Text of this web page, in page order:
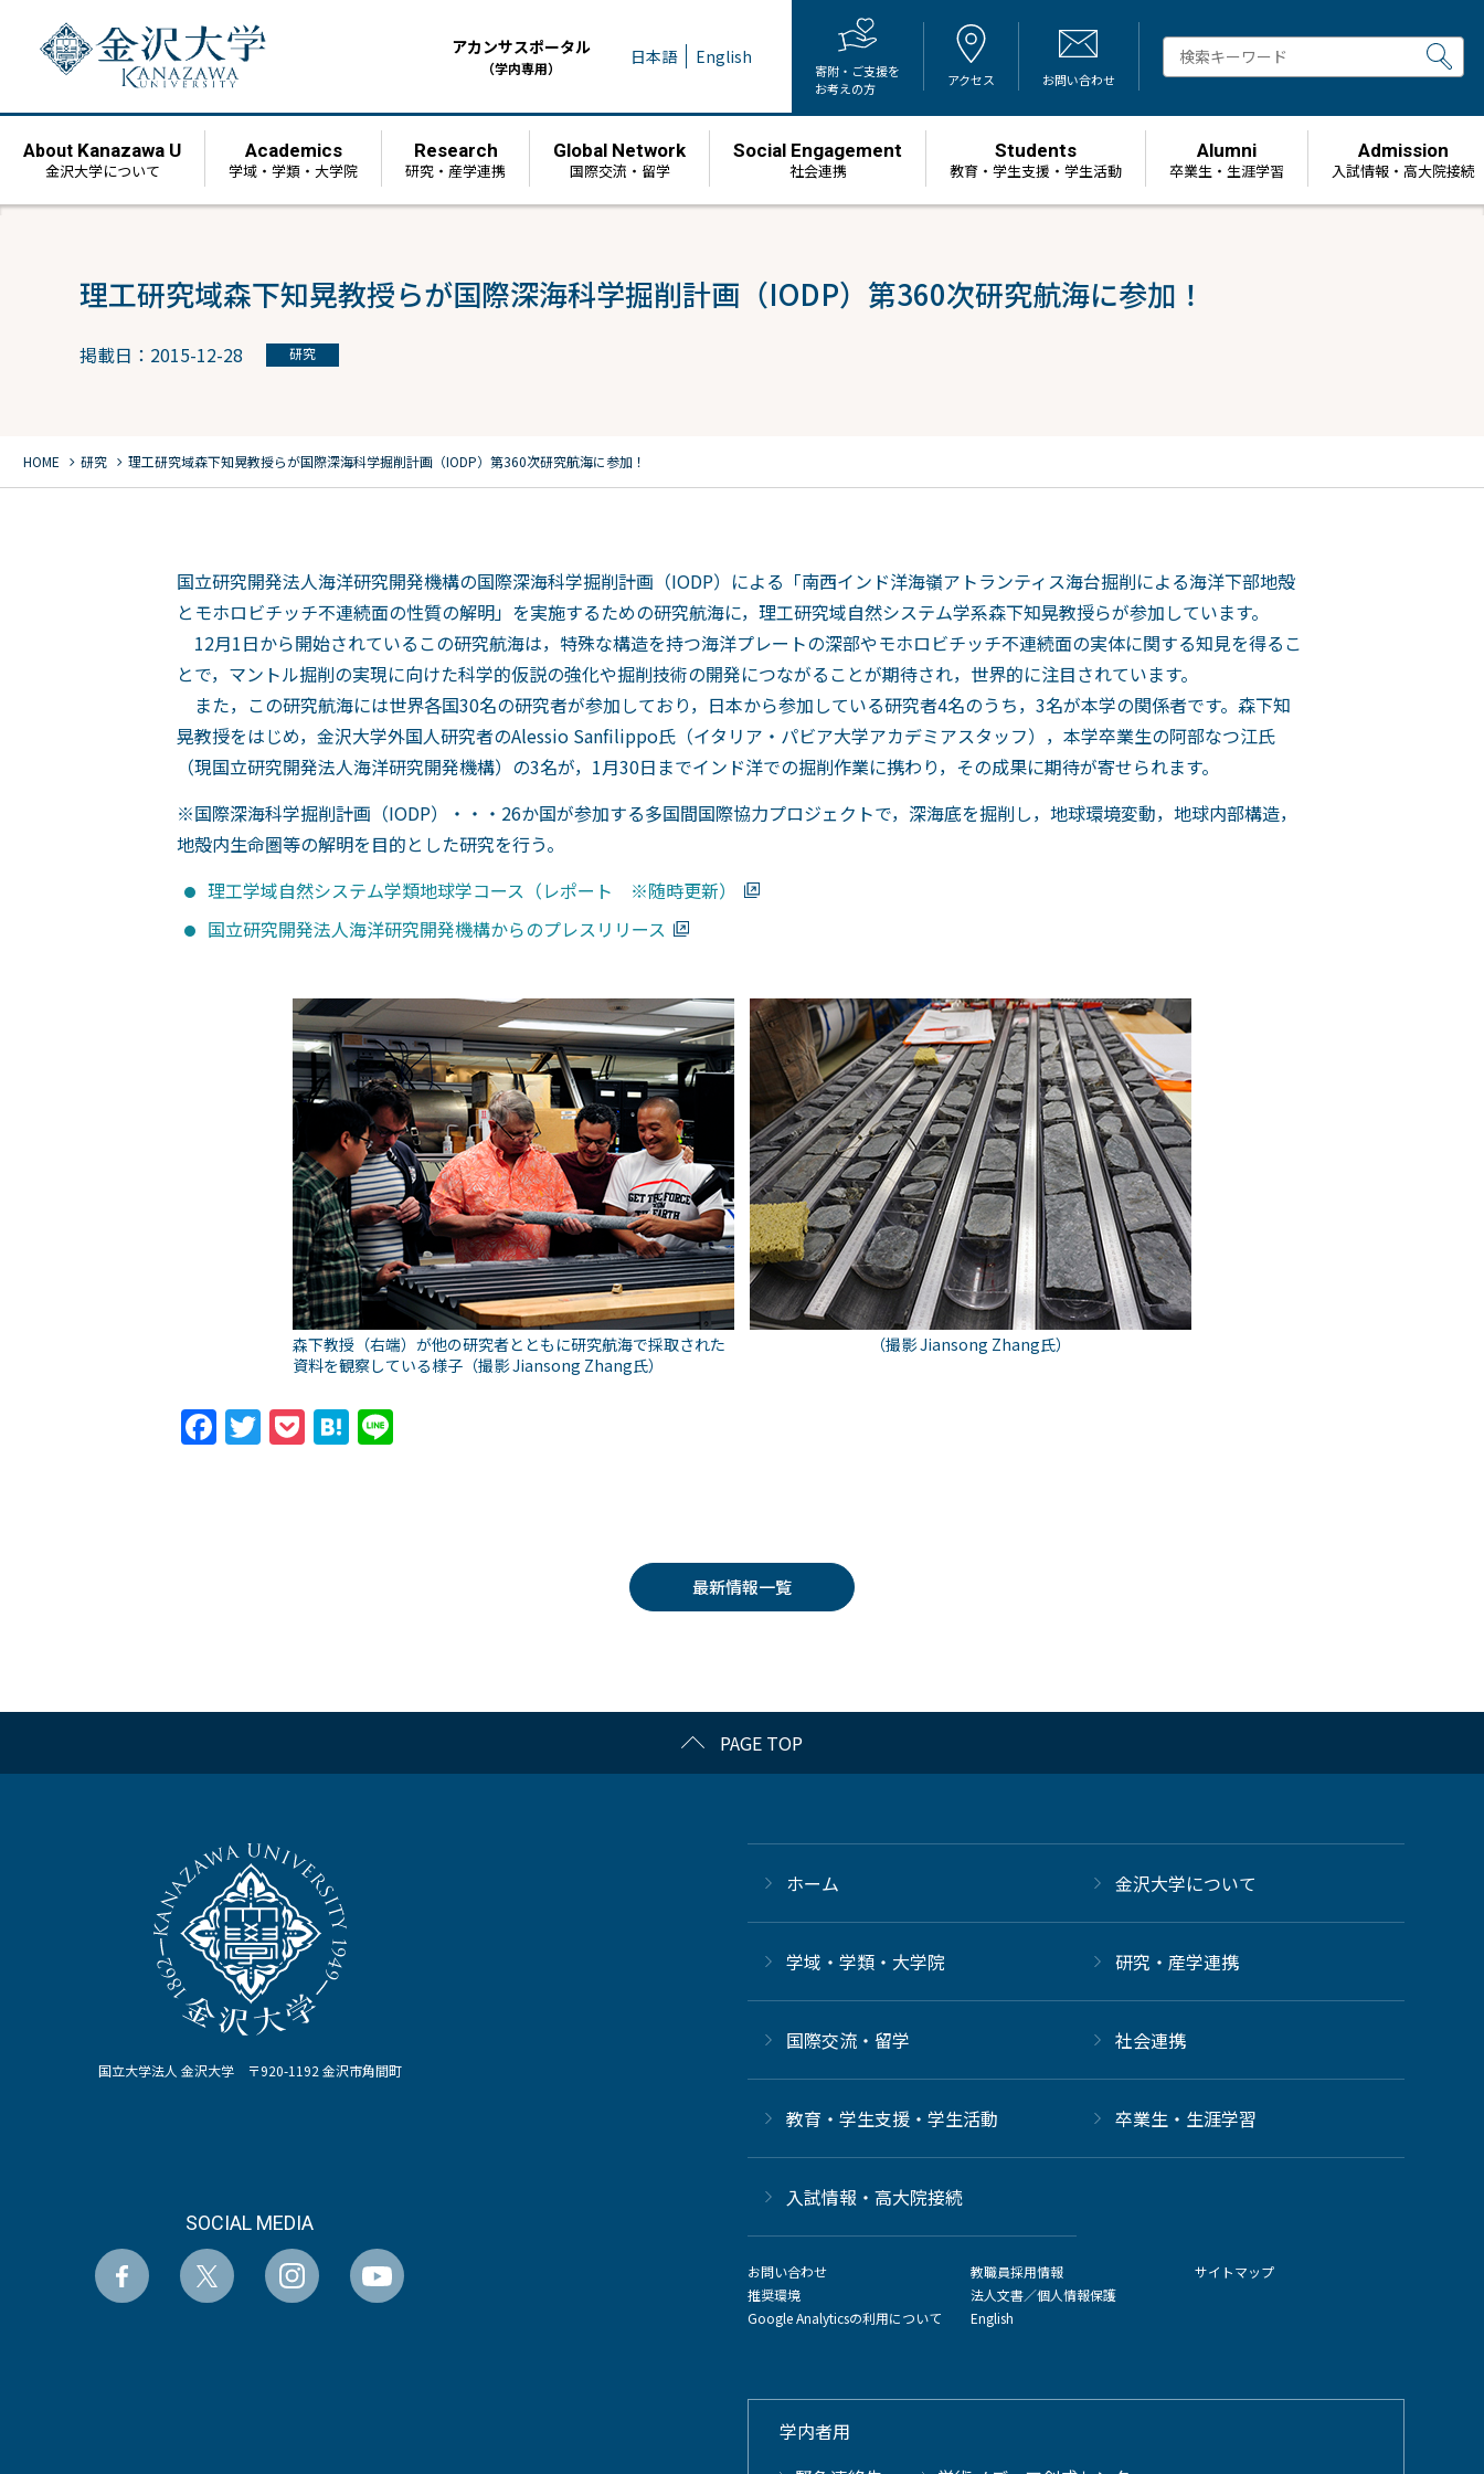
アカンサスポータル
（学内専用） 日本語 English
寄附・ご支援を
お考えの方
アクセス お問い合わせ
About Kanazawa U
金沢大学について
Academics
学域・学類・大学院
Research
研究・産学連携
Global Network
国際交流・留学
Social Engagement
社会連携
Students
教育・学生支援・学生活動
Alumni
卒業生・生涯学習
Admission
⼊試情報・高大院接続
理工研究域森下知晃教授らが国際深海科学掘削計画（IODP）第360次研究航海に参加！
掲載日：2015-12-28 研究
HOME chevron_right 研究 chevron_right 理工研究域森下知晃教授らが国際深海科学掘削計画（IODP）第360次研究航海に参加！
国立研究開発法人海洋研究開発機構の国際深海科学掘削計画（IODP）による「南西インド洋海嶺アトランティス海台掘削による海洋下部地殻
とモホロビチッチ不連続面の性質の解明」を実施するための研究航海に，理工研究域自然システム学系森下知晃教授らが参加しています。
12月1日から開始されているこの研究航海は，特殊な構造を持つ海洋プレートの深部やモホロビチッチ不連続面の実体に関する知見を得るこ
とで，マントル掘削の実現に向けた科学的仮説の強化や掘削技術の開発につながることが期待され，世界的に注目されています。
また，この研究航海には世界各国30名の研究者が参加しており，日本から参加している研究者4名のうち，3名が本学の関係者です。森下知
晃教授をはじめ，金沢大学外国人研究者のAlessio Sanfilippo氏（イタリア・パビア大学アカデミアスタッフ），本学卒業生の阿部なつ江氏
（現国立研究開発法人海洋研究開発機構）の3名が，1月30日までインド洋での掘削作業に携わり，その成果に期待が寄せられます。
※国際深海科学掘削計画（IODP）・・・26か国が参加する多国間国際協力プロジェクトで，深海底を掘削し，地球環境変動，地球内部構造，
地殻内生命圏等の解明を目的とした研究を行う。
理工学域自然システム学類地球学コース（レポート ※随時更新）
国立研究開発法人海洋研究開発機構からのプレスリリース
森下教授（右端）が他の研究者とともに研究航海で採取された
資料を観察している様子（撮影 Jiansong Zhang氏）
（撮影 Jiansong Zhang氏）
Facebook
Twitter
PocketHatena
最新情報一覧
PAGE TOP
国立大学法人 金沢大学 〒920-1192 金沢市角間町
SOCIAL MEDIA
ホーム 金沢大学について
学域・学類・大学院 研究・産学連携
国際交流・留学 社会連携
教育・学生支援・学生活動 卒業生・生涯学習
⼊試情報・高大院接続
お問い合わせ
推奨環境
Google Analyticsの利用について
教職員採用情報
法人文書／個人情報保護
English
サイトマップ
学内者用